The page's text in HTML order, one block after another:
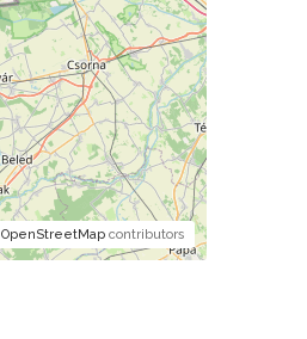
OpenStreetMapcontributors